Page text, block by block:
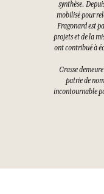
synthèse.
mobilisé pour
Fragonard est
projets et de la
ont contribué à
Grasse
patrie de
incontournable